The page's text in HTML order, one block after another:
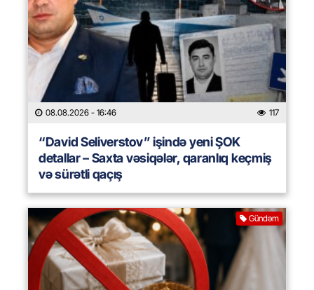
08.08.2026 - 16:46 117
“David Seliverstov” işində yeni ŞOK
detallar – Saxta vəsiqələr, qaranlıq keçmiş
və sürətli qaçış
Gündəm